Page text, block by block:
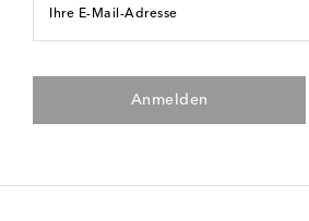
Ihre E-Mail-Adresse
Anmelden